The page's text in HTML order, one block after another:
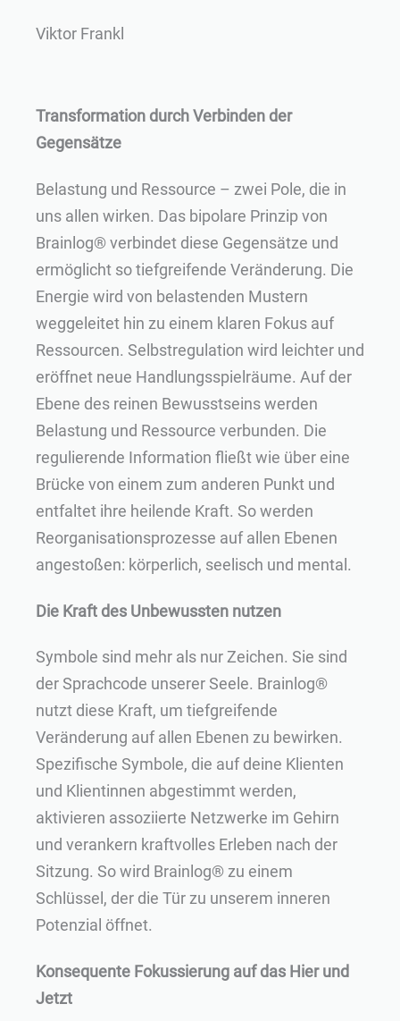
Viktor Frankl
Transformation durch Verbinden der
Gegensätze
Belastung und Ressource – zwei Pole, die in
uns allen wirken. Das bipolare Prinzip von
Brainlog® verbindet diese Gegensätze und
ermöglicht so tiefgreifende Veränderung. Die
Energie wird von belastenden Mustern
weggeleitet hin zu einem klaren Fokus auf
Ressourcen. Selbstregulation wird leichter und
eröffnet neue Handlungsspielräume. Auf der
Ebene des reinen Bewusstseins werden
Belastung und Ressource verbunden. Die
regulierende Information fließt wie über eine
Brücke von einem zum anderen Punkt und
entfaltet ihre heilende Kraft. So werden
Reorganisationsprozesse auf allen Ebenen
angestoßen: körperlich, seelisch und mental.
Die Kraft des Unbewussten nutzen
Symbole sind mehr als nur Zeichen. Sie sind
der Sprachcode unserer Seele. Brainlog®
nutzt diese Kraft, um tiefgreifende
Veränderung auf allen Ebenen zu bewirken.
Spezifische Symbole, die auf deine Klienten
und Klientinnen abgestimmt werden,
aktivieren assoziierte Netzwerke im Gehirn
und verankern kraftvolles Erleben nach der
Sitzung. So wird Brainlog® zu einem
Schlüssel, der die Tür zu unserem inneren
Potenzial öffnet.
Konsequente Fokussierung auf das Hier und
Jetzt